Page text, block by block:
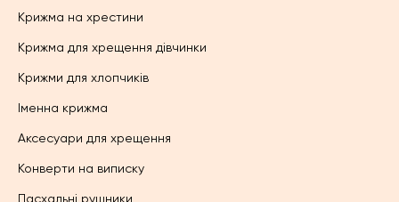
Крижма на хрестини
Крижма для хрещення дівчинки
Крижми для хлопчиків
Іменна крижма
Аксесуари для хрещення
Конверти на виписку
Пасхальні рушники